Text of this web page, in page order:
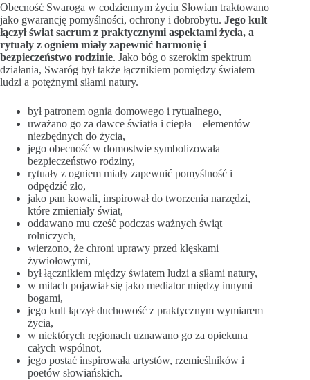
Obecność Swaroga w codziennym życiu Słowian traktowano
jako gwarancję pomyślności, ochrony i dobrobytu. Jego kult
łączył świat sacrum z praktycznymi aspektami życia, a
rytuały z ogniem miały zapewnić harmonię i
bezpieczeństwo rodzinie. Jako bóg o szerokim spektrum
działania, Swaróg był także łącznikiem pomiędzy światem
ludzi a potężnymi siłami natury.
był patronem ognia domowego i rytualnego,
uważano go za dawce światła i ciepła – elementów
niezbędnych do życia,
jego obecność w domostwie symbolizowała
bezpieczeństwo rodziny,
rytuały z ogniem miały zapewnić pomyślność i
odpędzić zło,
jako pan kowali, inspirował do tworzenia narzędzi,
które zmieniały świat,
oddawano mu cześć podczas ważnych świąt
rolniczych,
wierzono, że chroni uprawy przed klęskami
żywiołowymi,
był łącznikiem między światem ludzi a siłami natury,
w mitach pojawiał się jako mediator między innymi
bogami,
jego kult łączył duchowość z praktycznym wymiarem
życia,
w niektórych regionach uznawano go za opiekuna
całych wspólnot,
jego postać inspirowała artystów, rzemieślników i
poetów słowiańskich.